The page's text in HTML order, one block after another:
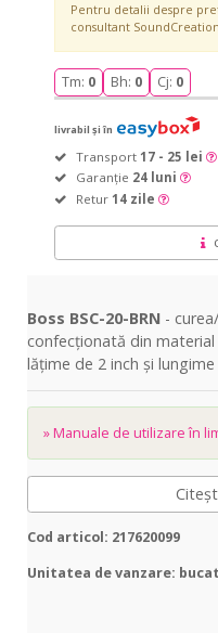
Pentru detalii despre
consultant
Tm: 0 Bh: 0 Cj: 0
livrabil și în
Transport 17 - 25 lei
Garanție 24 luni
Retur 14 zile
Boss BSC-20-BRN -
confecționată din
lățime de 2 inch și
» Manuale de utilizare în
Cod articol: 217620099
Unitatea de vanzare: